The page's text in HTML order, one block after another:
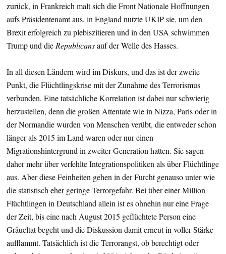
zurück, in Frankreich malt sich die Front Nationale Hoffnungen
aufs Präsidentenamt aus, in England nutzte UKIP sie, um den
Brexit erfolgreich zu plebiszitieren und in den USA schwimmen
Trump und dieRepublicansauf der Welle des Hasses.
In all diesen Ländern wird im Diskurs, und das ist der zweite
Punkt, die Flüchtlingskrise mit der Zunahme des Terrorismus
verbunden. Eine tatsächliche Korrelation ist dabei nur schwierig
herzustellen, denn die großen Attentate wie in Nizza, Paris oder in
der Normandie wurden von Menschen verübt, die entweder schon
länger als 2015 im Land waren oder nur einen
Migrationshintergrund in zweiter Generation hatten. Sie sagen
daher mehr über verfehlte Integrationspolitiken als über Flüchtlinge
aus. Aber diese Feinheiten gehen in der Furcht genauso unter wie
die statistisch eher geringe Terrorgefahr. Bei über einer Million
Flüchtlingen in Deutschland allein ist es ohnehin nur eine Frage
der Zeit, bis eine nach August 2015 geflüchtete Person eine
Gräueltat begeht und die Diskussion damit erneut in voller Stärke
aufflammt. Tatsächlich ist die Terrorangst, ob berechtigt oder